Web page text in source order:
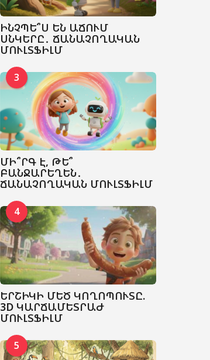
ԻՆՉՊԵ՞Ս ԵՆ ԱՃՈՒՄ
ՍՆԿԵՐԸ․ ՃԱՆԱՉՈՂԱԿԱՆ
ՄՈՒԼՏՖԻԼՄ
3
ՄԻ՞ՐԳ Է, ԹԵ՞
ԲԱՆՋԱՐԵՂԵՆ․
ՃԱՆԱՉՈՂԱԿԱՆ ՄՈՒԼՏՖԻԼՄ
4
ԵՐՇԻԿԻ ՄԵԾ ԿՈՂՈՊՈՒՏԸ.
3D ԿԱՐՃԱՄԵՏՐԱԺ
ՄՈՒԼՏՖԻԼՄ
5